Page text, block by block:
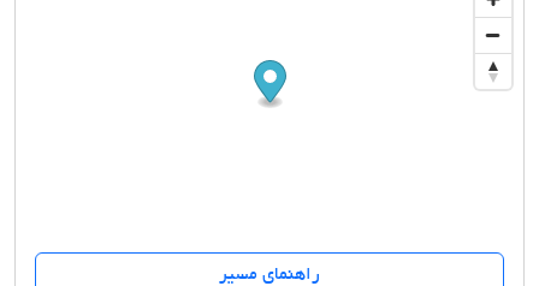
راهنمای مسیر